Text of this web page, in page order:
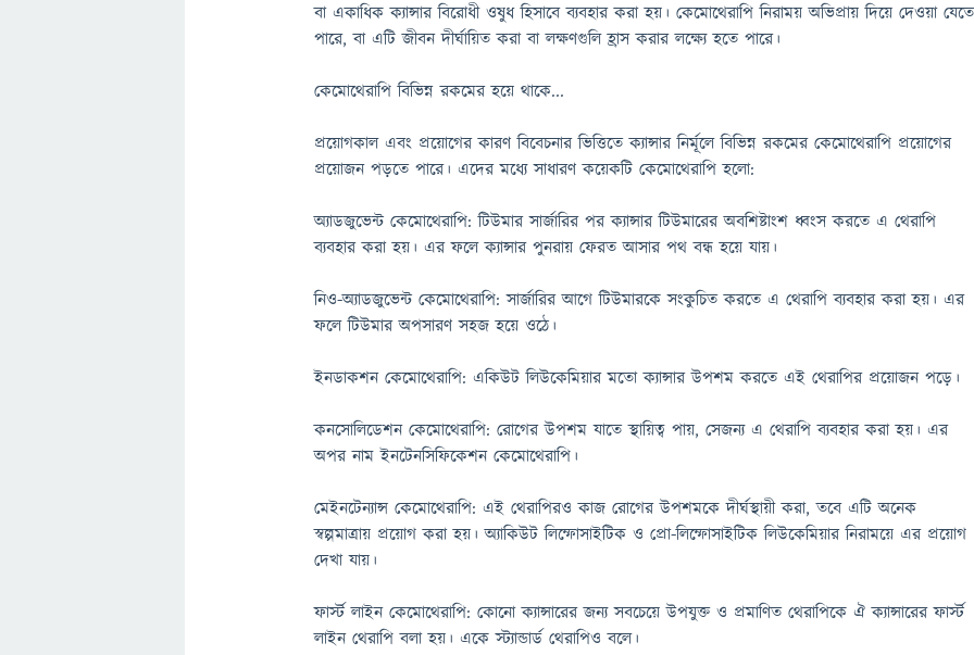
বা একাধিক ক্যান্সার বিরোধী ওষুধ হিসাবে ব্যবহার করা হয়। কেমোথেরাপি নিরাময় অভিপ্রায় দিয়ে দেওয়া যেতে
পারে, বা এটি জীবন দীর্ঘায়িত করা বা লক্ষণগুলি হ্রাস করার লক্ষ্যে হতে পারে।
কেমোথেরাপি বিভিন্ন রকমের হয়ে থাকে...
প্রয়োগকাল এবং প্রয়োগের কারণ বিবেচনার ভিত্তিতে ক্যান্সার নির্মূলে বিভিন্ন রকমের কেমোথেরাপি প্রয়োগের
প্রয়োজন পড়তে পারে। এদের মধ্যে সাধারণ কয়েকটি কেমোথেরাপি হলো:
অ্যাডজুভেন্ট কেমোথেরাপি: টিউমার সার্জারির পর ক্যান্সার টিউমারের অবশিষ্টাংশ ধ্বংস করতে এ থেরাপি
ব্যবহার করা হয়। এর ফলে ক্যান্সার পুনরায় ফেরত আসার পথ বন্ধ হয়ে যায়।
নিও-অ্যাডজুভেন্ট কেমোথেরাপি: সার্জারির আগে টিউমারকে সংকুচিত করতে এ থেরাপি ব্যবহার করা হয়। এর
ফলে টিউমার অপসারণ সহজ হয়ে ওঠে।
ইনডাকশন কেমোথেরাপি: একিউট লিউকেমিয়ার মতো ক্যান্সার উপশম করতে এই থেরাপির প্রয়োজন পড়ে।
কনসোলিডেশন কেমোথেরাপি: রোগের উপশম যাতে স্থায়িত্ব পায়, সেজন্য এ থেরাপি ব্যবহার করা হয়। এর
অপর নাম ইনটেনসিফিকেশন কেমোথেরাপি।
মেইনটেন্যান্স কেমোথেরাপি: এই থেরাপিরও কাজ রোগের উপশমকে দীর্ঘস্থায়ী করা, তবে এটি অনেক
স্বল্পমাত্রায় প্রয়োগ করা হয়। অ্যাকিউট লিম্ফোসাইটিক ও প্রো-লিম্ফোসাইটিক লিউকেমিয়ার নিরাময়ে এর প্রয়োগ
দেখা যায়।
ফার্স্ট লাইন কেমোথেরাপি: কোনো ক্যান্সারের জন্য সবচেয়ে উপযুক্ত ও প্রমাণিত থেরাপিকে ঐ ক্যান্সারের ফার্স্ট
লাইন থেরাপি বলা হয়। একে স্ট্যান্ডার্ড থেরাপিও বলে।